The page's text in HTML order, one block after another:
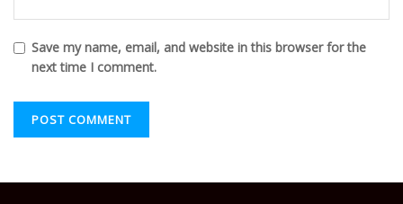
Save my name, email, and website in this browser for the
next time I comment.